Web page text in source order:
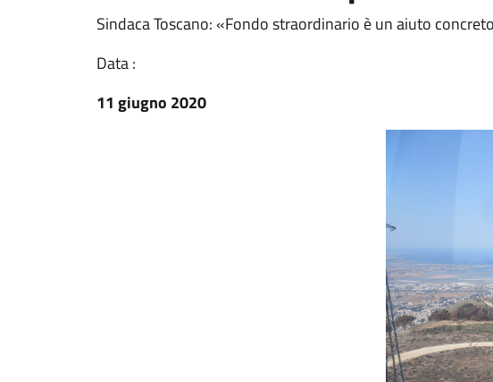
Sindaca Toscano: «Fondo straordinario è un aiuto
Data :
11 giugno 2020